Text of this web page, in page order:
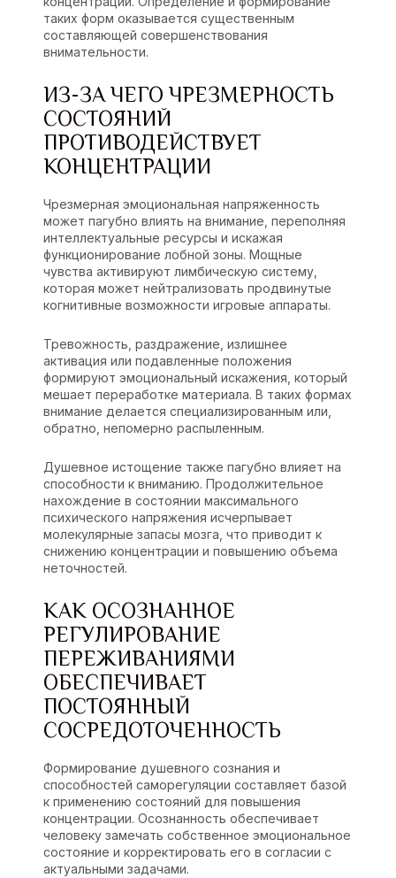
таких форм оказывается существенным
составляющей совершенствования
внимательности.
ИЗ-ЗА ЧЕГО ЧРЕЗМЕРНОСТЬ
СОСТОЯНИЙ
ПРОТИВОДЕЙСТВУЕТ
КОНЦЕНТРАЦИИ
Чрезмерная эмоциональная напряженность
может пагубно влиять на внимание, переполняя
интеллектуальные ресурсы и искажая
функционирование лобной зоны. Мощные
чувства активируют лимбическую систему,
которая может нейтрализовать продвинутые
когнитивные возможности игровые аппараты.
Тревожность, раздражение, излишнее
активация или подавленные положения
формируют эмоциональный искажения, который
мешает переработке материала. В таких формах
внимание делается специализированным или,
обратно, непомерно распыленным.
Душевное истощение также пагубно влияет на
способности к вниманию. Продолжительное
нахождение в состоянии максимального
психического напряжения исчерпывает
молекулярные запасы мозга, что приводит к
снижению концентрации и повышению объема
неточностей.
КАК ОСОЗНАННОЕ
РЕГУЛИРОВАНИЕ
ПЕРЕЖИВАНИЯМИ
ОБЕСПЕЧИВАЕТ
ПОСТОЯННЫЙ
СОСРЕДОТОЧЕННОСТЬ
Формирование душевного сознания и
способностей саморегуляции составляет базой
к применению состояний для повышения
концентрации. Осознанность обеспечивает
человеку замечать собственное эмоциональное
состояние и корректировать его в согласии с
актуальными задачами.